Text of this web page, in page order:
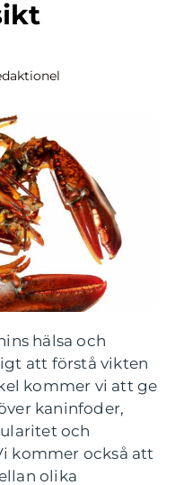
hälsa och
att förstå vikten
kommer vi att ge
kaninfoder,
och
kommer också att
olika